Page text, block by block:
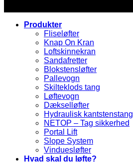
Produkter
Fliseløfter
Knap On Kran
Loftskinnekran
Sandafretter
Blokstensløfter
Pallevogn
Skilteklods tang
Løftevogn
Dækselløfter
Hydraulisk kantstenstang
NETOP – Tag sikkerhed
Portal Lift
Slope System
Vinduesløfter
Hvad skal du løfte?